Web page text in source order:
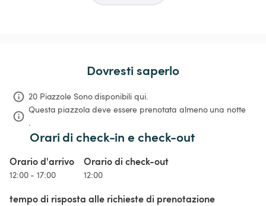
Dovresti saperlo
20 Piazzole Sono disponibili qui.
Questa piazzola deve essere prenotata almeno una notte
.
Orari di check-in e check-out
Orario d'arrivo
12:00 - 17:00
Orario di check-out
12:00
tempo di risposta alle richieste di prenotazione